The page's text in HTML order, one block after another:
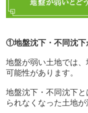
①地盤沈下・不同沈下
地盤が弱い土地では
可能性があります。
地盤沈下・不同沈下
られなくなった土地が